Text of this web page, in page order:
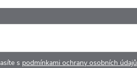
s podmínkami ochrany osobních údajů